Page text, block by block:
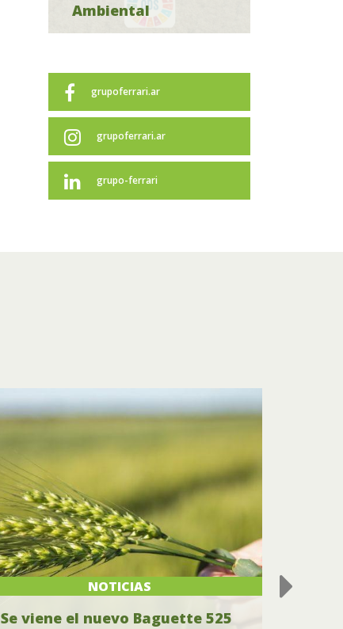
Ambiental
grupoferrari.ar
grupoferrari.ar
grupo-ferrari
NOTICIAS
Se viene el nuevo Baguette 525